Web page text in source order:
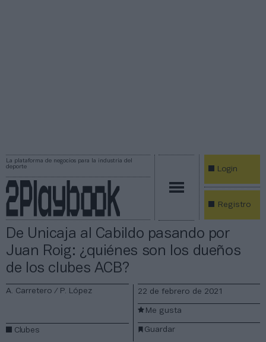
La plataforma de negocios para la industria del
deporte
Login
Registro
De Unicaja al Cabildo pasando por
Juan Roig: ¿quiénes son los dueños
de los clubes ACB?
A. Carretero / P. López
Clubes
22 de febrero de 2021
Guardar
Me gusta